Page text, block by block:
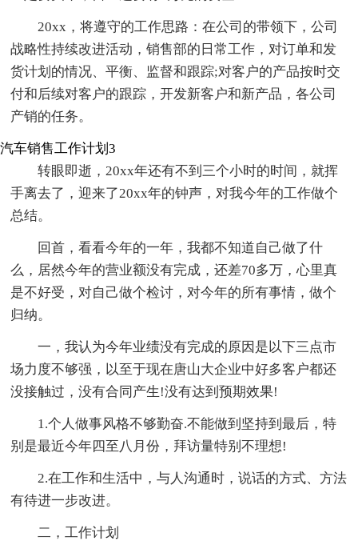
20xx，将遵守的工作思路：在公司的带领下，公司
战略性持续改进活动，销售部的日常工作，对订单和发
货计划的情况、平衡、监督和跟踪;对客户的产品按时交
付和后续对客户的跟踪，开发新客户和新产品，各公司
产销的任务。
汽车销售工作计划3
转眼即逝，20xx年还有不到三个小时的时间，就挥
手离去了，迎来了20xx年的钟声，对我今年的工作做个
总结。
回首，看看今年的一年，我都不知道自己做了什
么，居然今年的营业额没有完成，还差70多万，心里真
是不好受，对自己做个检讨，对今年的所有事情，做个
归纳。
一，我认为今年业绩没有完成的原因是以下三点市
场力度不够强，以至于现在唐山大企业中好多客户都还
没接触过，没有合同产生!没有达到预期效果!
1.个人做事风格不够勤奋.不能做到坚持到最后，特
别是最近今年四至八月份，拜访量特别不理想!
2.在工作和生活中，与人沟通时，说话的方式、方法
有待进一步改进。
二，工作计划